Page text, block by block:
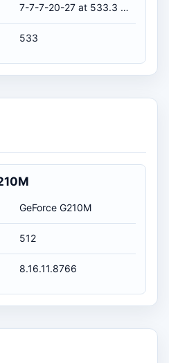
7-7-7-20-27 at 533.3 MHz, at 1.5 volts (CL-RCD-RP-RAS-RC)
533
GeForce G210M
512
8.16.11.8766